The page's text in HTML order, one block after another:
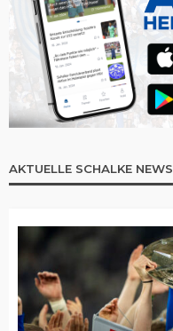
AKTUELLE SCHALKE NEWS